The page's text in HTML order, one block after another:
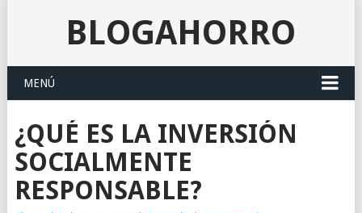
BLOGAHORRO
MENÚ
¿QUÉ ES LA INVERSIÓN
SOCIALMENTE
RESPONSABLE?